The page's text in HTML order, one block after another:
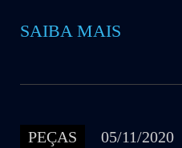
SAIBA MAIS
PEÇAS 05/11/2020